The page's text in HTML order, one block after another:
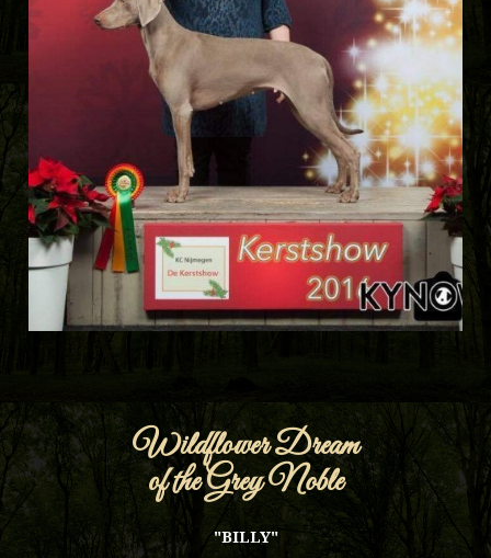
Wildflower Dream
of the Grey Noble
"BILLY"